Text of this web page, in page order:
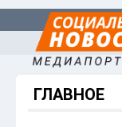
ГЛАВНОЕ